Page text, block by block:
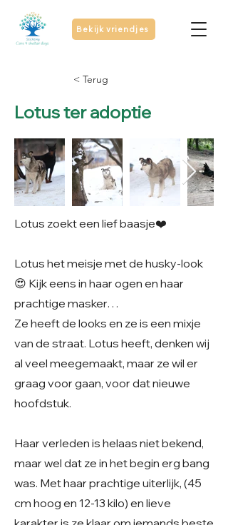
Bekijk vriendjes
< Terug
Lotus ter adoptie
Lotus zoekt een lief baasje❤️
Lotus het meisje met de husky-look
😍 Kijk eens in haar ogen en haar
prachtige masker…
Ze heeft de looks en ze is een mixje
van de straat. Lotus heeft, denken wij
al veel meegemaakt, maar ze wil er
graag voor gaan, voor dat nieuwe
hoofdstuk.
Haar verleden is helaas niet bekend,
maar wel dat ze in het begin erg bang
was. Met haar prachtige uiterlijk, (45
cm hoog en 12-13 kilo) en lieve